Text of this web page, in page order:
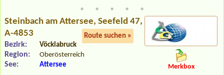
Steinbach am Attersee, Seefeld 47,
A-4853
Route suchen »
Bezirk: Vöcklabruck
Region: Oberösterreich
See: Attersee Merkbox